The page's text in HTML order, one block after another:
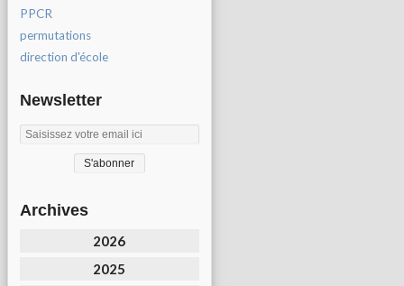
PPCR
permutations
direction d'école
Newsletter
Archives
2026
2025